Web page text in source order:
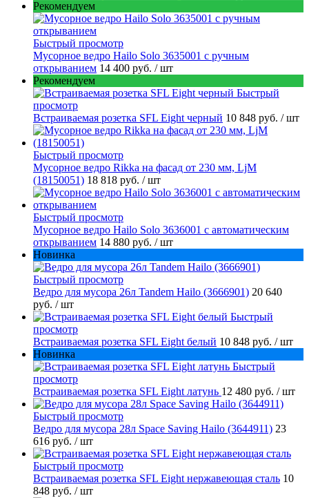
Рекомендуем
Быстрый просмотр
Мусорное ведро Hailo Solo 3635001 c ручным
открыванием 14 400 руб. / шт
Рекомендуем
Быстрый
просмотр
Встраиваемая розетка SFL Eight черный 10 848 руб. / шт
Быстрый просмотр
Мусорное ведро Rikka на фасад от 230 мм, LjM
(18150051) 18 818 руб. / шт
Быстрый просмотр
Мусорное ведро Hailo Solo 3636001 с автоматическим
открыванием 14 880 руб. / шт
Новинка
Быстрый просмотр
Ведро для мусора 26л Tandem Hailo (3666901) 20 640
руб. / шт
Быстрый
просмотр
Встраиваемая розетка SFL Eight белый 10 848 руб. / шт
Новинка
Быстрый
просмотр
Встраиваемая розетка SFL Eight латунь 12 480 руб. / шт
Быстрый просмотр
Ведро для мусора 28л Space Saving Hailo (3644911) 23
616 руб. / шт
Быстрый просмотр
Встраиваемая розетка SFL Eight нержавеющая сталь 10
848 руб. / шт